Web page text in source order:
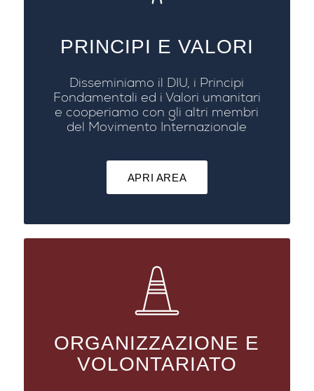
PRINCIPI E VALORI
Disseminiamo il DIU, i Principi
Fondamentali ed i Valori umanitari
e cooperiamo con gli altri membri
del Movimento Internazionale
APRI AREA
ORGANIZZAZIONE E
VOLONTARIATO